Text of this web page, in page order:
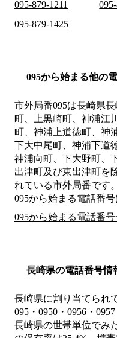
095-879-1211
095-879-1425
095から始まる他の
市外局番095は長崎県
町、上黒崎町、神浦江
町、神浦上道徳町、神
下大中尾町、神浦下道
神浦向町、下大野町、
出津町及び東出津町を
れている市外局番です。
095から始まる電話番号
095から始まる電話番
長崎県の電話番号情
長崎県に割り当てられ
095・0950・0956・
長崎県の世帯単位でみ